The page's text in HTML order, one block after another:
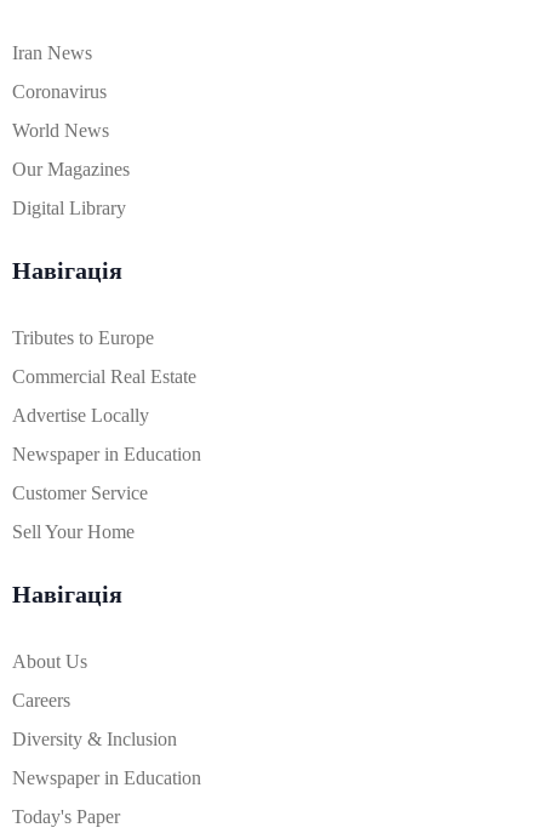
Iran News
Coronavirus
World News
Our Magazines
Digital Library
Навігація
Tributes to Europe
Commercial Real Estate
Advertise Locally
Newspaper in Education
Customer Service
Sell Your Home
Навігація
About Us
Careers
Diversity & Inclusion
Newspaper in Education
Today's Paper